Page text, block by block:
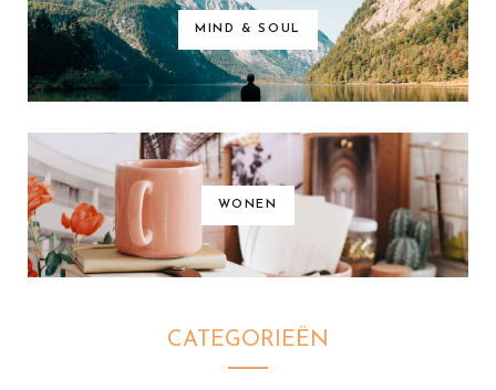
MIND & SOUL
WONEN
CATEGORIEËN